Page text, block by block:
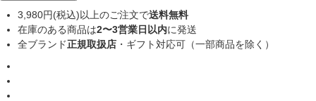
3,980円(税込)以上のご注文で送料無料
在庫のある商品は2〜3営業日以内に発送
全ブランド正規取扱店 ・ギフト対応可（一部商品を除く）